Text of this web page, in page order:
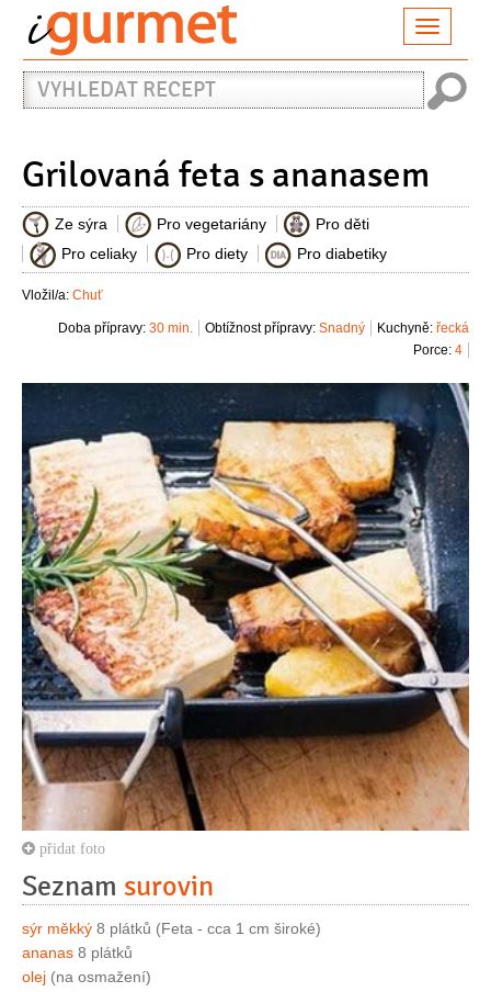
Vyhledat
recept
Grilovaná feta s ananasem
Ze sýra Pro vegetariány
Pro děti
Pro celiaky
Pro diety Pro diabetiky
Vložil/a: Chuť
Kuchyně: řecká
Obtížnost přípravy: Snadný
Doba přípravy: 30 min.
Porce: 4
přidat foto
Seznam surovin
sýr měkký 8 plátků (Feta - cca 1 cm široké)
ananas 8 plátků
olej (na osmažení)